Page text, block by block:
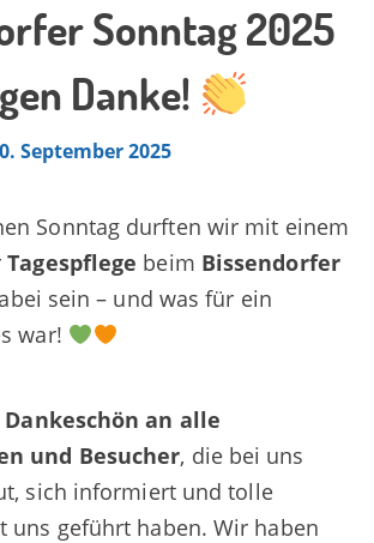
Sonntag 2025
Danke!
September 2025
Sonntag durften wir mit einem
Tagespflege beim Bissendorfer
sein – und was für ein
war!
Dankeschön an alle
und Besucher, die bei uns
sich informiert und tolle
uns geführt haben. Wir haben